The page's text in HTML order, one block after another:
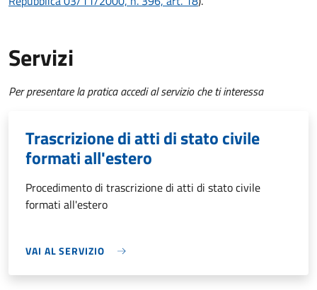
Servizi
Per presentare la pratica accedi al servizio che ti interessa
Trascrizione di atti di stato civile
formati all'estero
Procedimento di trascrizione di atti di stato civile
formati all'estero
VAI AL SERVIZIO